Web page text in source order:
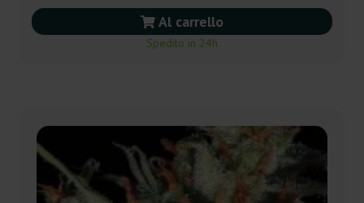
Al carrello
Spedito in 24h